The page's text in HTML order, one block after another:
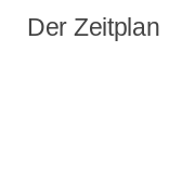
Der Zeitplan